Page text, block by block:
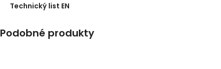
Technický list EN
Podobné produkty